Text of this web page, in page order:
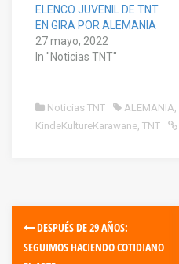
ELENCO JUVENIL DE TNT
EN GIRA POR ALEMANIA
27 mayo, 2022
In "Noticias TNT"
Noticias TNT ALEMANIA,
KindeKultureKarawane, TNT
DESPUÉS DE 29 AÑOS:
SEGUIMOS HACIENDO COTIDIANO